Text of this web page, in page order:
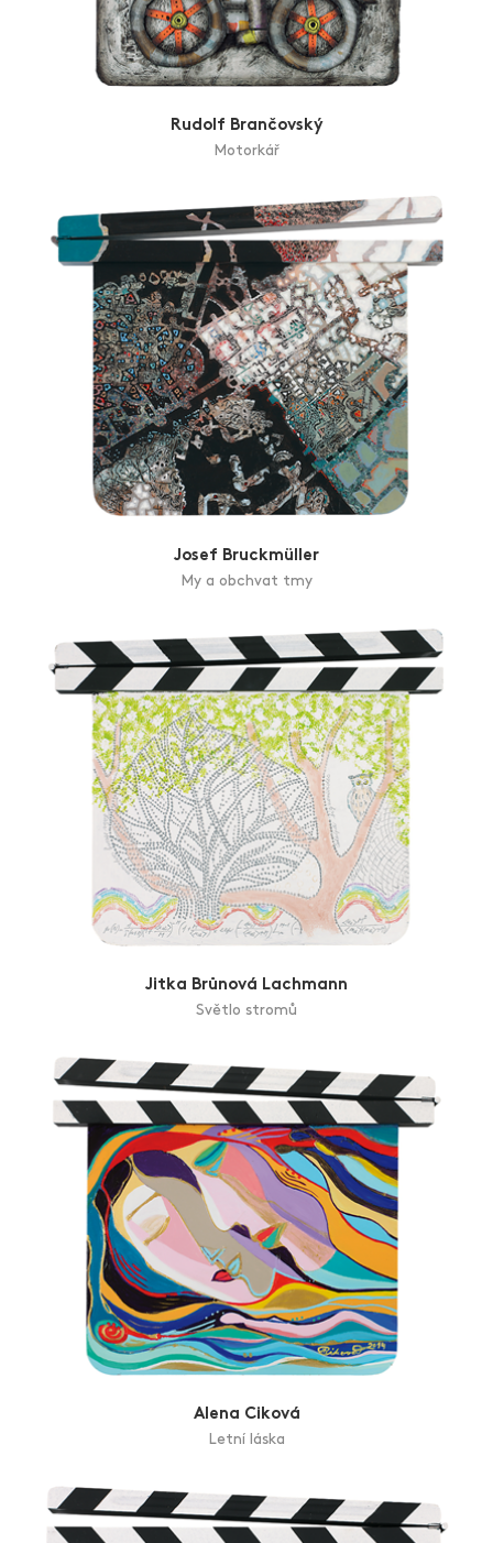
Rudolf Brančovský
Motorkář
Josef Bruckmüller
My a obchvat tmy
Jitka Brůnová Lachmann
Světlo stromů
Alena Ciková
Letní láska